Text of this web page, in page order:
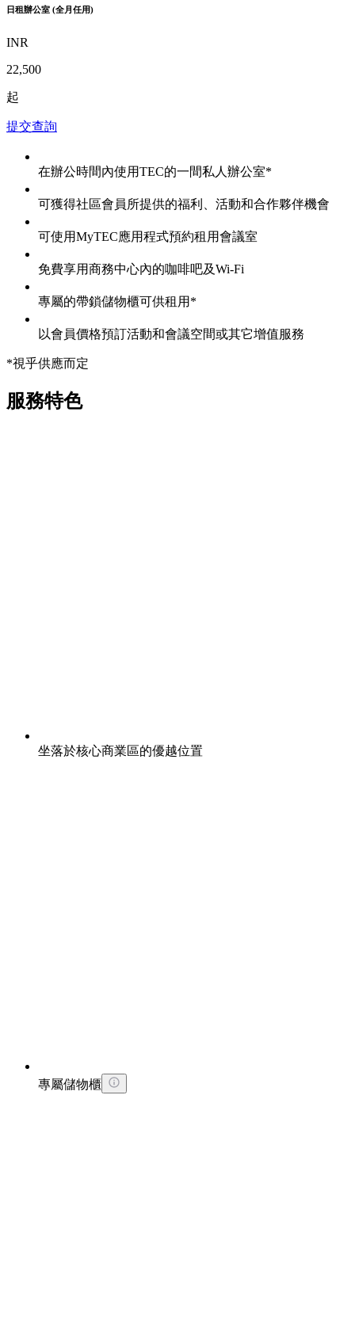
日租辦公室 (全月任用)
INR
22,500
起
提交查詢
在辦公時間內使用TEC的一間私人辦公室*
可獲得社區會員所提供的福利、活動和合作夥伴機會
可使用MyTEC應用程式預約租用會議室
免費享用商務中心內的咖啡吧及Wi-Fi
專屬的帶鎖儲物櫃可供租用*
以會員價格預訂活動和會議空間或其它增值服務
*視乎供應而定
服務特色
坐落於核心商業區的優越位置
專屬儲物櫃